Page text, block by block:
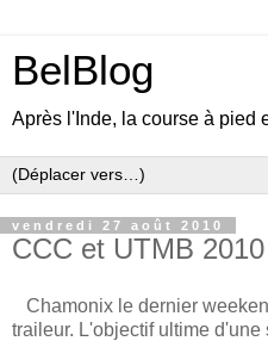
BelBlog
Après l'Inde, la course à pied
vendredi 27 août 2010
CCC et UTMB 2010
Chamonix le dernier
traileur. L'objectif ultime